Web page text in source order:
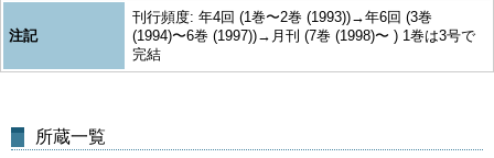
注記
刊行頻度: 年4回 (1巻〜2巻 (1993))→年6回 (3巻
(1994)〜6巻 (1997))→月刊 (7巻 (1998)〜 ) 1巻は3号で
完結
所蔵一覧